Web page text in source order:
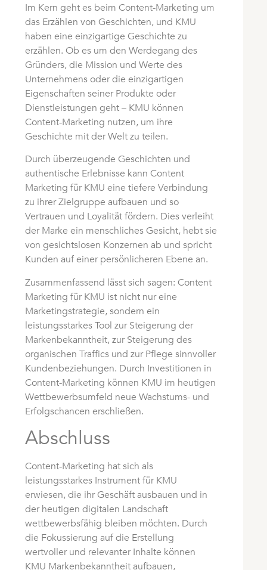
Im Kern geht es beim Content-Marketing um
das Erzählen von Geschichten, und KMU
haben eine einzigartige Geschichte zu
erzählen. Ob es um den Werdegang des
Gründers, die Mission und Werte des
Unternehmens oder die einzigartigen
Eigenschaften seiner Produkte oder
Dienstleistungen geht – KMU können
Content-Marketing nutzen, um ihre
Geschichte mit der Welt zu teilen.
Durch überzeugende Geschichten und
authentische Erlebnisse kann Content
Marketing für KMU eine tiefere Verbindung
zu ihrer Zielgruppe aufbauen und so
Vertrauen und Loyalität fördern. Dies verleiht
der Marke ein menschliches Gesicht, hebt sie
von gesichtslosen Konzernen ab und spricht
Kunden auf einer persönlicheren Ebene an.
Zusammenfassend lässt sich sagen: Content
Marketing für KMU ist nicht nur eine
Marketingstrategie, sondern ein
leistungsstarkes Tool zur Steigerung der
Markenbekanntheit, zur Steigerung des
organischen Traffics und zur Pflege sinnvoller
Kundenbeziehungen. Durch Investitionen in
Content-Marketing können KMU im heutigen
Wettbewerbsumfeld neue Wachstums- und
Erfolgschancen erschließen.
Abschluss
Content-Marketing hat sich als
leistungsstarkes Instrument für KMU
erwiesen, die ihr Geschäft ausbauen und in
der heutigen digitalen Landschaft
wettbewerbsfähig bleiben möchten. Durch
die Fokussierung auf die Erstellung
wertvoller und relevanter Inhalte können
KMU Markenbekanntheit aufbauen,